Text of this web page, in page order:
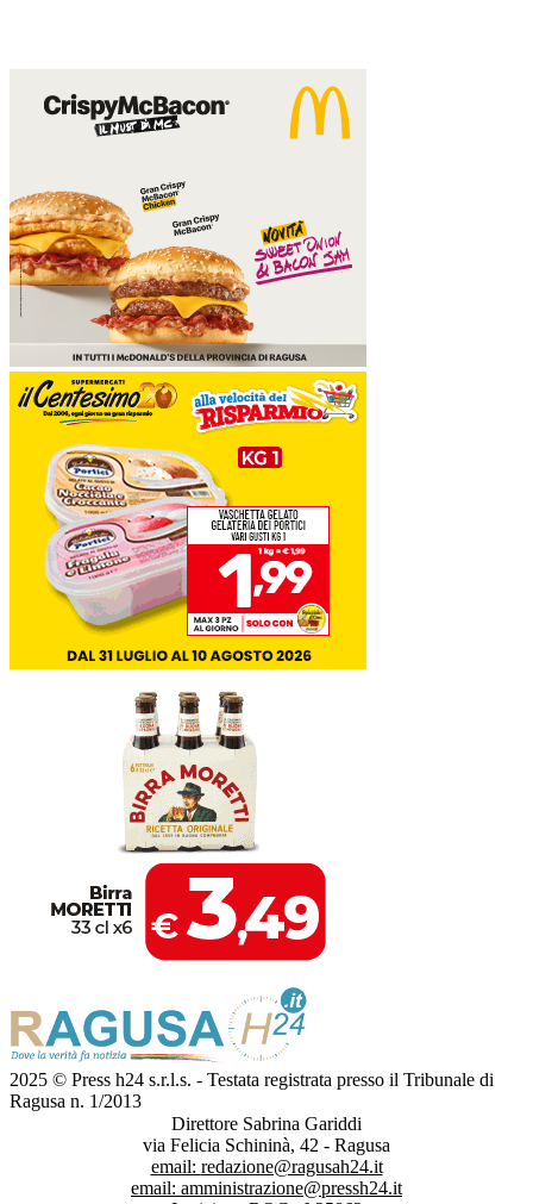
2025 © Press h24 s.r.l.s. - Testata registrata presso il Tribunale di
Ragusa n. 1/2013
Direttore Sabrina Gariddi
via Felicia Schininà, 42 - Ragusa
email: redazione@ragusah24.it
email: amministrazione@pressh24.it